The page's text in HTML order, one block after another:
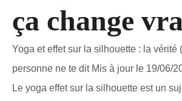
ça change
Yoga et effet sur la silhouette : la vérité
personne ne te dit Mis à jour le 19/06/
Le yoga effet sur la silhouette est un